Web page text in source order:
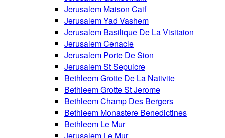
Jerusalem Maison Caif
Jerusalem Yad Vashem
Jerusalem Basilique De La Visitaion
Jerusalem Cenacle
Jerusalem Porte De Sion
Jerusalem St Sepulcre
Bethleem Grotte De La Nativite
Bethleem Grotte St Jerome
Bethleem Champ Des Bergers
Bethleem Monastere Benedictines
Bethleem Le Mur